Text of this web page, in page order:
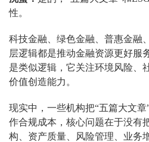
性。
科技金融、绿色金融、普惠金融
层逻辑都是推动金融资源更好服
是类似逻辑，它关注环境风险、
价值创造能力。
现实中，一些机构把“五篇大文
作合规成本，核心问题在于没有
构、资产质量、风险管理、业务